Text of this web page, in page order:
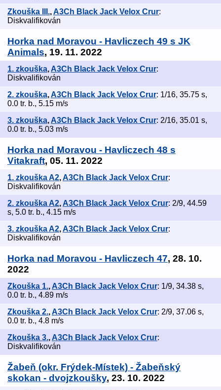
Zkouška III.,A3Ch Black Jack Velox Crur:
Diskvalifikován
Horka nad Moravou - Havliczech 49 s JK
Animals, 19. 11. 2022
1. zkouška, A3Ch Black Jack Velox Crur:
Diskvalifikován
2. zkouška,A3Ch Black Jack Velox Crur: 1/16, 35.75 s,
0.0 tr. b., 5.15 m/s
3. zkouška, A3Ch Black Jack Velox Crur: 2/16, 35.01 s,
0.0 tr. b., 5.03 m/s
Horka nad Moravou - Havliczech 48 s
Vitakraft, 05. 11. 2022
1. zkouška A2,A3Ch Black Jack Velox Crur:
Diskvalifikován
2. zkouška A2, A3Ch Black Jack Velox Crur: 2/9, 44.59
s, 5.0 tr. b., 4.15 m/s
3. zkouška A2,A3Ch Black Jack Velox Crur:
Diskvalifikován
Horka nad Moravou - Havliczech 47, 28. 10.
2022
Zkouška 1., A3Ch Black Jack Velox Crur: 1/9, 34.38 s,
0.0 tr. b., 4.89 m/s
Zkouška 2.,A3Ch Black Jack Velox Crur: 2/9, 37.06 s,
0.0 tr. b., 4.8 m/s
Zkouška 3., A3Ch Black Jack Velox Crur:
Diskvalifikován
Žabeň (okr. Frýdek-Místek) - Žabeňský
skokan - dvojzkoušky, 23. 10. 2022